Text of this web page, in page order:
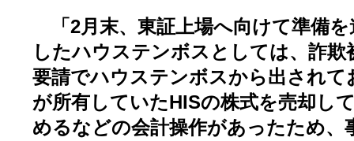
「2月末、東証上場へ向けて準備
したハウステンボスとしては、詐欺
要請でハウステンボスから出されて
が所有していたHISの株式を売却し
めるなどの会計操作があったため